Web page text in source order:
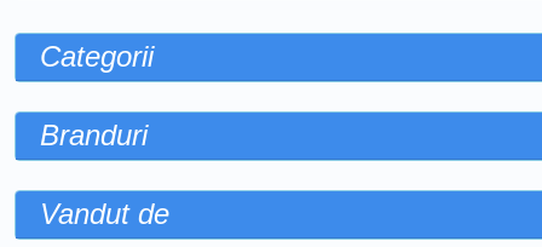
Categorii
Branduri
Vandut de